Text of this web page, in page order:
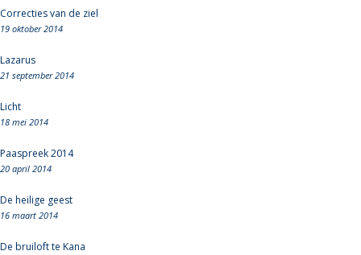
Correcties van de ziel
19 oktober 2014
Lazarus
21 september 2014
Licht
18 mei 2014
Paaspreek 2014
20 april 2014
De heilige geest
16 maart 2014
De bruiloft te Kana